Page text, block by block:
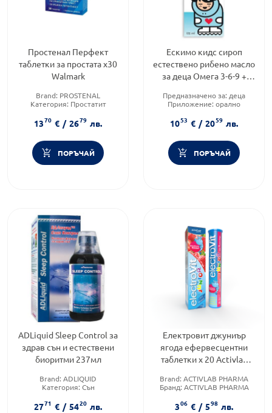
Простенал Перфект
таблетки за простата х30
Walmark
Brand: PROSTENAL
Категория: Простатит
1370 € / 2679 лв.
ПОРЪЧАЙ
Ескимо кидс сироп
естествено рибено масло
за деца Омега 3-6-9 +
Предназначено за: деца
Приложение: орално
1053 € / 2059 лв.
ПОРЪЧАЙ
ADLiquid Sleep Control за
здрав сън и естествени
биоритми 237мл
Brand: ADLIQUID
Категория: Сън
2771 € / 5420 лв.
Електровит джуниър
ягода ефервесцентни
таблетки х 20 Аctivlab
Brand: ACTIVLAB PHARMA
Бранд: ACTIVLAB PHARMA
за деца
306 € / 598 лв.